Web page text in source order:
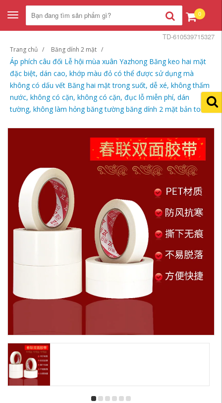
Toggle
navigation
0
Trang chủ Băng dính 2 mặt
Áp phích câu đối Lễ hội mùa xuân Yazhong Băng keo hai mặt
đặc biệt, dán cao, khớp màu đỏ có thể được sử dụng mà
không có dấu vết Băng hai mặt trong suốt, dễ xé, không thấm
nước, không có cặn, không có cặn, đục lỗ miễn phí, dán
tường, không làm hỏng băng tường băng dính 2 mặt bản to
TD-610539715327